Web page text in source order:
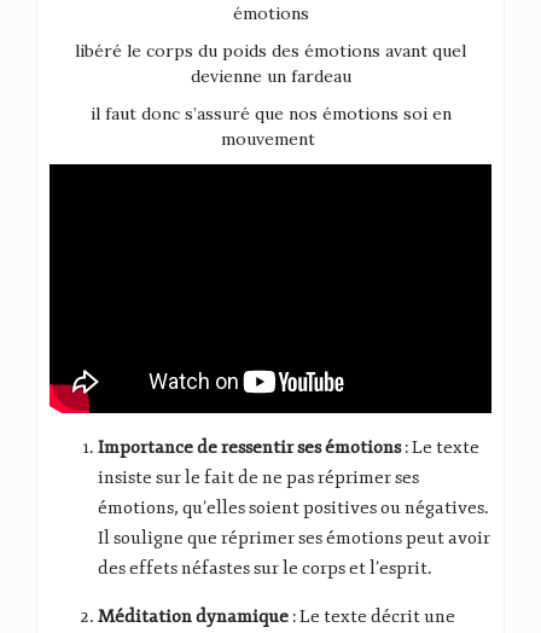
émotions
libéré le corps du poids des émotions avant quel
devienne un fardeau
il faut donc s’assuré que nos émotions soi en
mouvement
Importance de ressentir ses émotions: Le texte
insiste sur le fait de ne pas réprimer ses
émotions, qu’elles soient positives ou négatives.
Il souligne que réprimer ses émotions peut avoir
des effets néfastes sur le corps et l’esprit.
Méditation dynamique : Le texte décrit une